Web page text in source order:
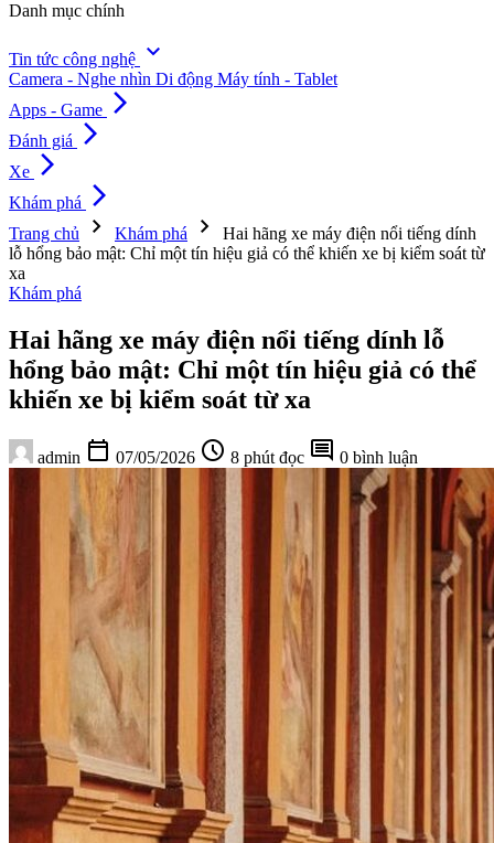
Danh mục chính
Tin tức công nghệ expand_more
Camera - Nghe nhìn Di động Máy tính - Tablet
Apps - Game arrow_forward_ios
Đánh giá arrow_forward_ios
Xe arrow_forward_ios
Khám phá arrow_forward_ios
Trang chủ chevron_right Khám phá chevron_right
Hai hãng xe máy điện nổi tiếng dính
lỗ hổng bảo mật: Chỉ một tín hiệu giả có thể khiến xe bị kiểm soát từ
xa
Khám phá
Hai hãng xe máy điện nổi tiếng dính lỗ
hổng bảo mật: Chỉ một tín hiệu giả có thể
khiến xe bị kiểm soát từ xa
admin calendar_today 07/05/2026 schedule 8 phút đọc comment 0 bình luận